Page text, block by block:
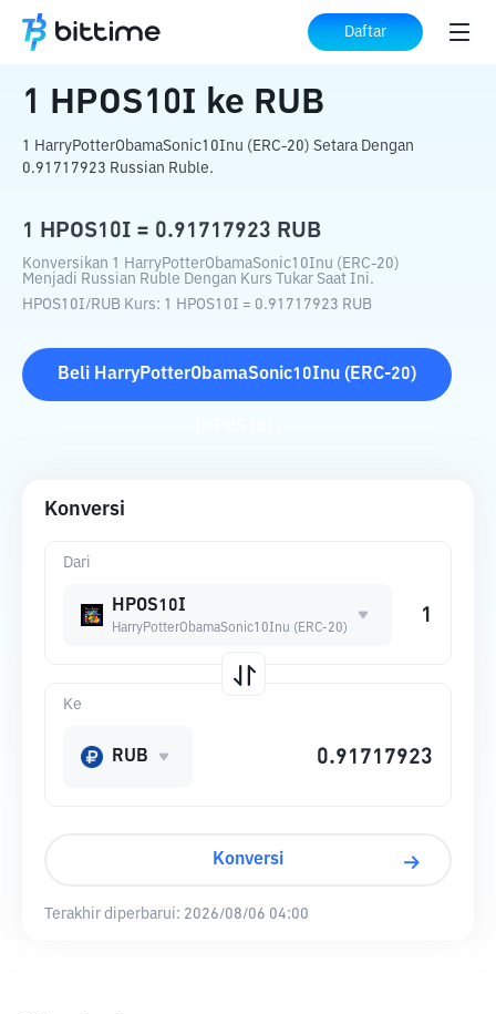
Daftar
Beranda Konverter Kripto HPOS10I ke RUB
1 HPOS10I ke RUB
1 HarryPotterObamaSonic10Inu (ERC-20) Setara Dengan
0.91717923 Russian Ruble.
1 HPOS10I = 0.91717923 RUB
Konversikan 1 HarryPotterObamaSonic10Inu (ERC-20)
Menjadi Russian Ruble Dengan Kurs Tukar Saat Ini.
HPOS10I/RUB Kurs: 1 HPOS10I = 0.91717923 RUB
Beli HarryPotterObamaSonic10Inu (ERC-20)
Konversi
Dari
HPOS10I
HarryPotterObamaSonic10Inu (ERC-20)
Ke
RUB
Konversi
Terakhir diperbarui: 2026/08/06 04:00